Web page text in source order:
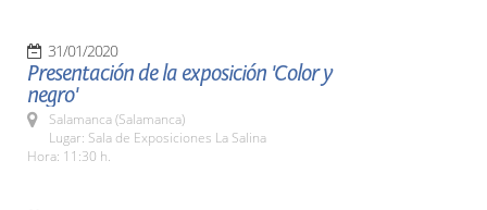
31/01/2020
Presentación de la exposición 'Color y
negro'
Salamanca (Salamanca)
Lugar: Sala de Exposiciones La Salina
Hora: 11:30 h.